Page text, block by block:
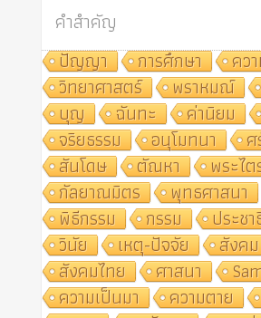
คำสำคัญ
ปัญญา
การศึกษา
คว
วิทยาศาสตร์
พราหมณ์
บุญ
ฉันทะ ค่านิยม
จริยธรรม
อนุโมทนา
ศ
สันโดษ
ตัณหา
พระไ
กัลยาณมิตร
พุทธศาสนา
พิธีกรรม
กรรม
ประช
วินัย
เหตุ-ปัจจัย สังคม
สังคมไทย
ศาสนา
ความเป็นมา
ความตาย